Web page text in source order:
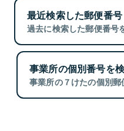
最近検索した郵便番号
過去に検索した郵便番号
事業所の個別番号を
事業所の７けたの個別郵